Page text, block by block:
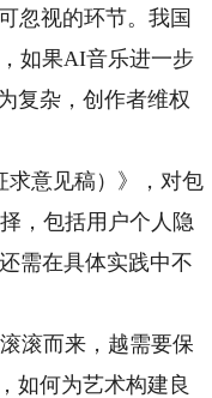
忽视的环节。我国
如果AI音乐进一步
复杂，创作者维权
意见稿）》，对包
，包括用户个人隐
需在具体实践中不
滚而来，越需要保
如何为艺术构建良